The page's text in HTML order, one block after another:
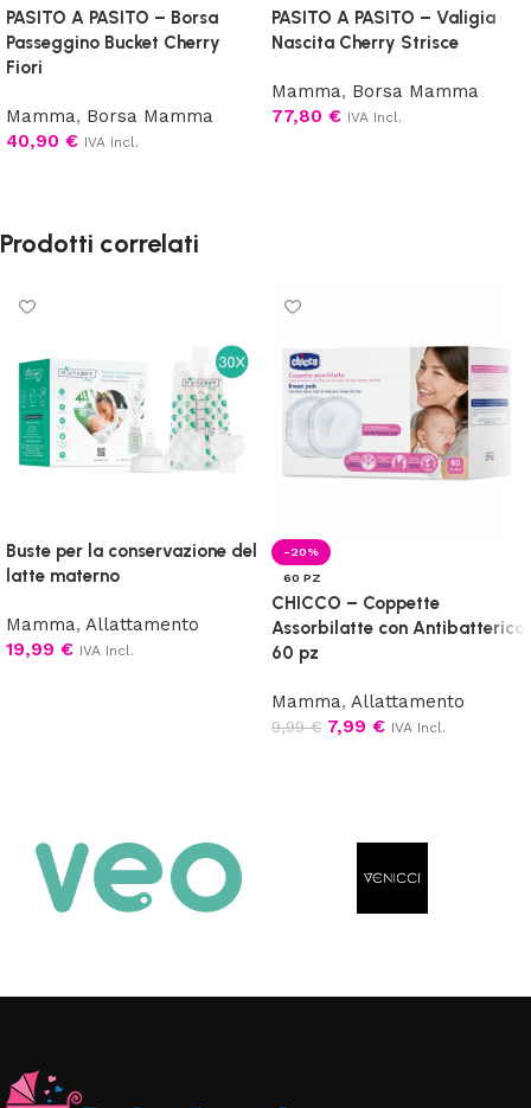
PASITO A PASITO – Borsa
Passeggino Bucket Cherry
Fiori
Mamma, Borsa Mamma
40,90 € IVA Incl.
PASITO A PASITO – Valigia
Nascita Cherry Strisce
Mamma, Borsa Mamma
77,80 € IVA Incl.
Prodotti correlati
Buste per la conservazione del
latte materno
Mamma, Allattamento
19,99 € IVA Incl.
-20%
60 PZ
CHICCO – Coppette
Assorbilatte con Antibatterico
60 pz
Mamma, Allattamento
9,99€ 7,99 € IVA Incl.